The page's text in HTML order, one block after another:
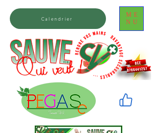
ME
NU
Calendrier